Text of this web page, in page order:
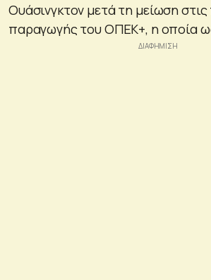
Ουάσινγκτον μετά τη μείωση
παραγωγής του ΟΠΕΚ+, η οποία